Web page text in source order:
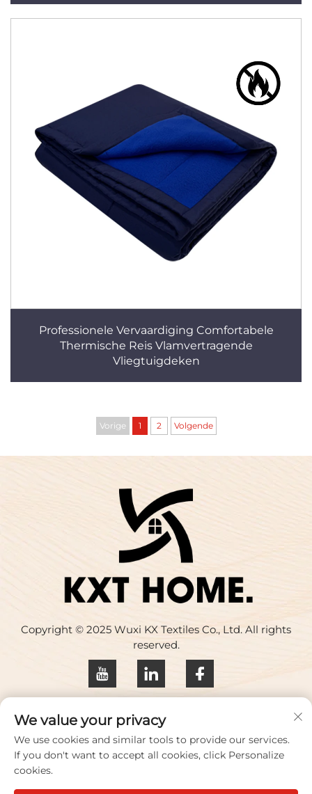
Professionele Vervaardiging Comfortabele
Thermische Reis Vlamvertragende
Vliegtuigdeken
Vorige 1 2 Volgende
Copyright © 2025 Wuxi KX Textiles Co., Ltd. All rights
reserved.
Privacybeleid
Neem contact met ons op
Address: Gebouw 17, Huaqing Creative Park, Zhihui
We value your privacy
We use cookies and similar tools to provide our services.
If you don't want to accept all cookies, click Personalize
cookies.